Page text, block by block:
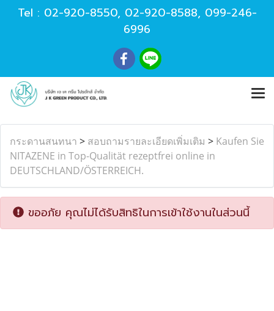
Tel : 02-920-8550, 02-920-8588, 099-246-
6996
กระดานสนทนา > สอบถามรายละเอียดเพิ่มเติม > Kaufen Sie
NITAZENE in Top-Qualität rezeptfrei online in
DEUTSCHLAND/ÖSTERREICH.
ขออภัย คุณไม่ได้รับสิทธิในการเข้าใช้งานในส่วนนี้